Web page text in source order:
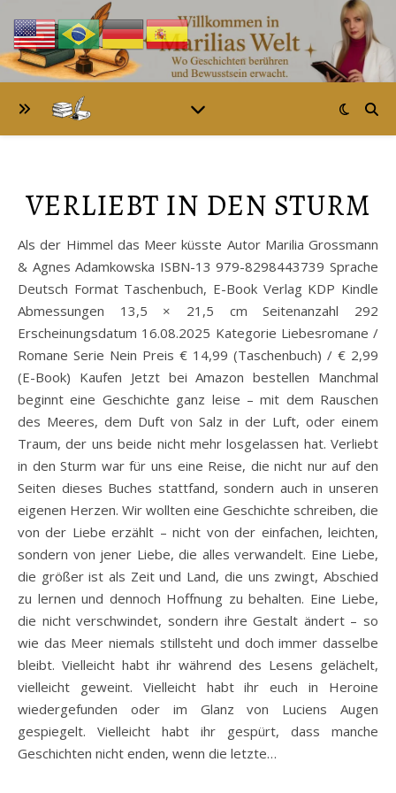
VERLIEBT IN DEN STURM
Als der Himmel das Meer küsste Autor Marilia Grossmann
& Agnes Adamkowska ISBN-13 979-8298443739 Sprache
Deutsch Format Taschenbuch, E-Book Verlag KDP Kindle
Abmessungen 13,5 × 21,5 cm Seitenanzahl 292
Erscheinungsdatum 16.08.2025 Kategorie Liebesromane /
Romane Serie Nein Preis € 14,99 (Taschenbuch) / € 2,99
(E-Book) Kaufen Jetzt bei Amazon bestellen Manchmal
beginnt eine Geschichte ganz leise – mit dem Rauschen
des Meeres, dem Duft von Salz in der Luft, oder einem
Traum, der uns beide nicht mehr losgelassen hat. Verliebt
in den Sturm war für uns eine Reise, die nicht nur auf den
Seiten dieses Buches stattfand, sondern auch in unseren
eigenen Herzen. Wir wollten eine Geschichte schreiben, die
von der Liebe erzählt – nicht von der einfachen, leichten,
sondern von jener Liebe, die alles verwandelt. Eine Liebe,
die größer ist als Zeit und Land, die uns zwingt, Abschied
zu lernen und dennoch Hoffnung zu behalten. Eine Liebe,
die nicht verschwindet, sondern ihre Gestalt ändert – so
wie das Meer niemals stillsteht und doch immer dasselbe
bleibt. Vielleicht habt ihr während des Lesens gelächelt,
vielleicht geweint. Vielleicht habt ihr euch in Heroine
wiedergefunden oder im Glanz von Luciens Augen
gespiegelt. Vielleicht habt ihr gespürt, dass manche
Geschichten nicht enden, wenn die letzte…